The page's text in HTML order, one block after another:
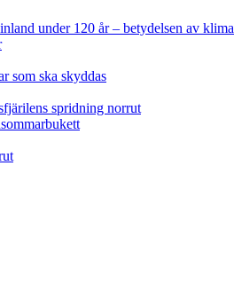
under 120 år– betydelsen av
som ska skyddas
spridning norrut